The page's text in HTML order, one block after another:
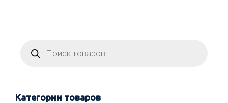
Категории товаров